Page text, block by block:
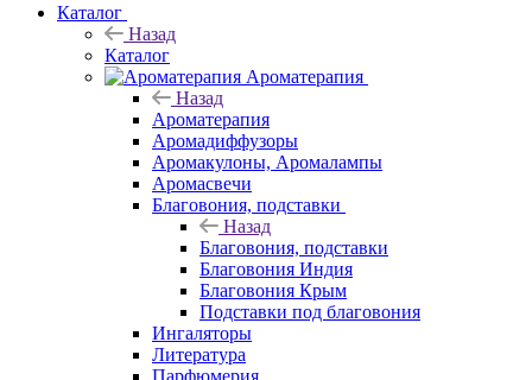
Каталог
Назад
Каталог
Ароматерапия
Назад
Ароматерапия
Аромадиффузоры
Аромакулоны, Аромалампы
Аромасвечи
Благовония, подставки
Назад
Благовония, подставки
Благовония Индия
Благовония Крым
Подставки под благовония
Ингаляторы
Литература
Парфюмерия